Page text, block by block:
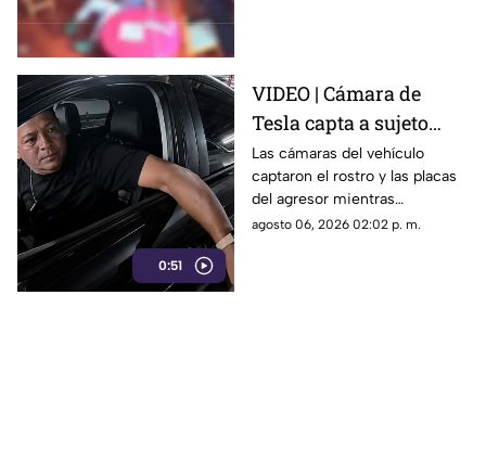
0:51
VIDEO | Cámara de
Tesla capta a sujeto
rayando el auto en
estacionamiento
Las cámaras del vehículo
captaron el rostro y las placas
del agresor mientras
vandalizaba la pintura. Esto
agosto 06, 2026 02:02 p. m.